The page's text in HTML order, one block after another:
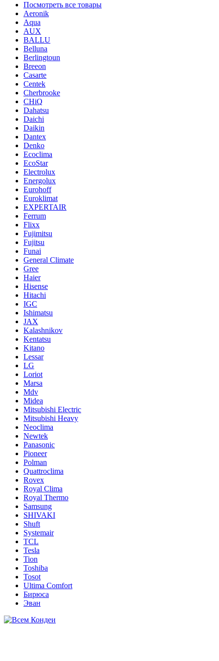
Посмотреть все товары
Aeronik
Aqua
AUX
BALLU
Belluna
Berlingtoun
Breeon
Casarte
Centek
Cherbrooke
CHiQ
Dahatsu
Daichi
Daikin
Dantex
Denko
Ecoclima
EcoStar
Electrolux
Energolux
Eurohoff
Euroklimat
EXPERTAIR
Ferrum
Flixx
Fujimitsu
Fujitsu
Funai
General Climate
Gree
Haier
Hisense
Hitachi
IGC
Ishimatsu
JAX
Kalashnikov
Kentatsu
Kitano
Lessar
LG
Loriot
Marsa
Mdv
Midea
Mitsubishi Electric
Mitsubishi Heavy
Neoclima
Newtek
Panasonic
Pioneer
Polman
Quattroclima
Rovex
Royal Clima
Royal Thermo
Samsung
SHIVAKI
Shuft
Systemair
TCL
Tesla
Tion
Toshiba
Tosot
Ultima Comfort
Бирюса
Эван